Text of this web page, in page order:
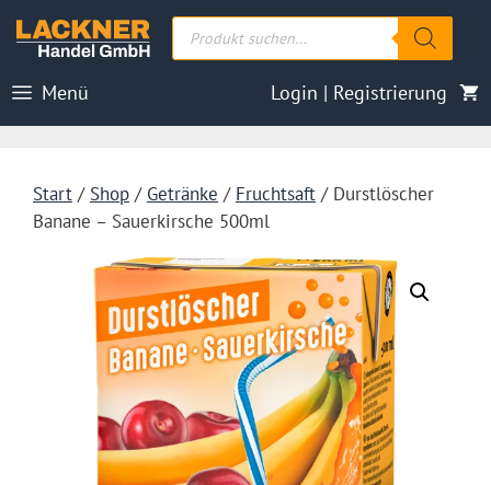
Inhalt
Products
search
Menü Login | Registrierung
Start / Shop / Getränke / Fruchtsaft / Durstlöscher
Banane – Sauerkirsche 500ml